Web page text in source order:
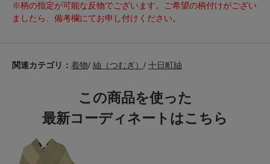
※柄の指定が可能な反物でございます。ご希望の柄付けがござい
ましたら、備考欄にてお申し付けください。
関連カテゴリ： 着物/ 紬（つむぎ） / 十日町紬
この商品を使った
最新コーディネートはこちら